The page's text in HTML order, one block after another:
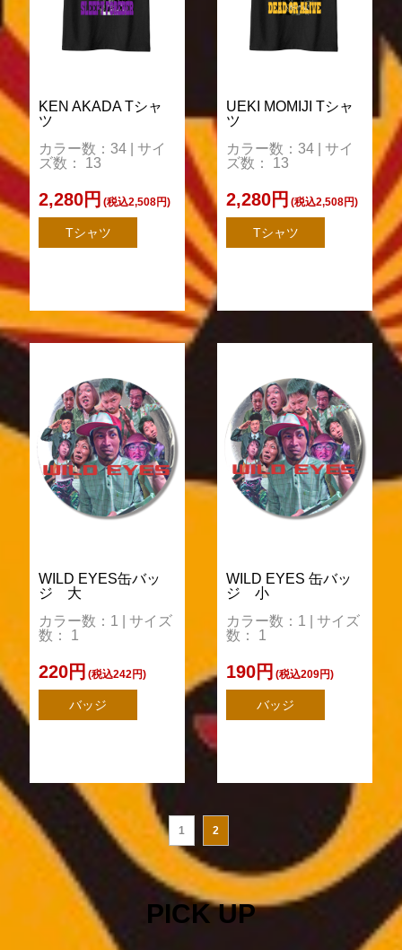
KEN AKADA Tシャ
ツ
カラー数：34 | サイ
ズ数： 13
2,280円 (税込2,508円)
Tシャツ
UEKI MOMIJI Tシャ
ツ
カラー数：34 | サイ
ズ数： 13
2,280円 (税込2,508円)
Tシャツ
WILD EYES缶バッ
ジ 大
カラー数：1 | サイズ
数： 1
220円 (税込242円)
バッジ
WILD EYES 缶バッ
ジ 小
カラー数：1 | サイズ
数： 1
190円 (税込209円)
バッジ
1 2
PICK UP